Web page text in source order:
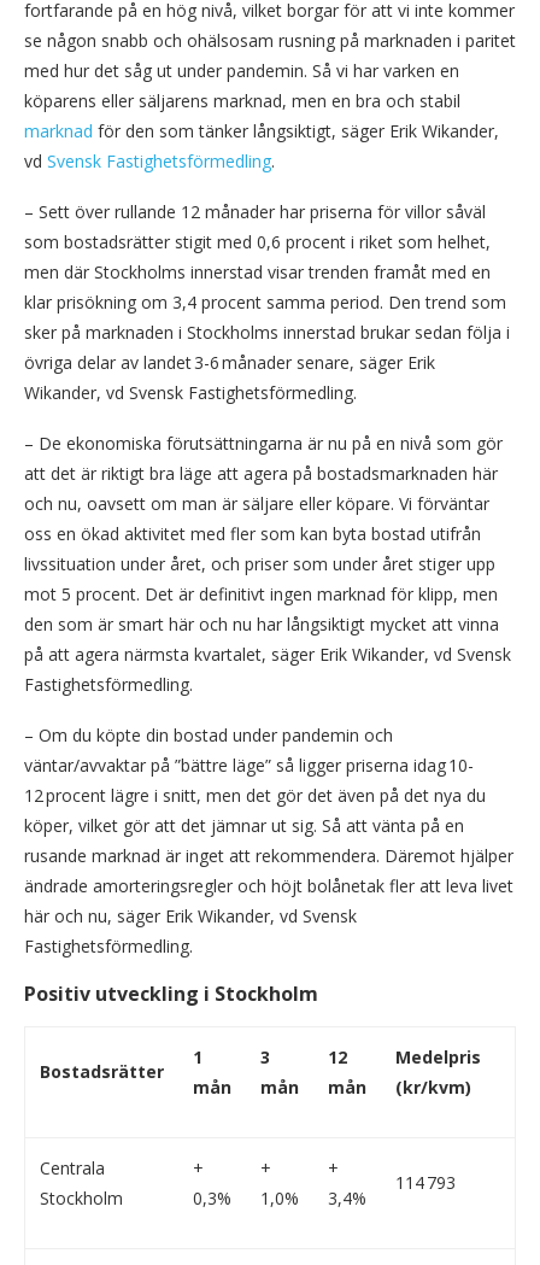
fortfarande på en hög nivå, vilket borgar för att vi inte kommer
se någon snabb och ohälsosam rusning på marknaden i paritet
med hur det såg ut under pandemin. Så vi har varken en
köparens eller säljarens marknad, men en bra och stabil
marknad för den som tänker långsiktigt, säger Erik Wikander,
vd Svensk Fastighetsförmedling.
– Sett över rullande 12 månader har priserna för villor såväl
som bostadsrätter stigit med 0,6 procent i riket som helhet,
men där Stockholms innerstad visar trenden framåt med en
klar prisökning om 3,4 procent samma period. Den trend som
sker på marknaden i Stockholms innerstad brukar sedan följa i
övriga delar av landet 3-6 månader senare, säger Erik
Wikander, vd Svensk Fastighetsförmedling.
– De ekonomiska förutsättningarna är nu på en nivå som gör
att det är riktigt bra läge att agera på bostadsmarknaden här
och nu, oavsett om man är säljare eller köpare. Vi förväntar
oss en ökad aktivitet med fler som kan byta bostad utifrån
livssituation under året, och priser som under året stiger upp
mot 5 procent. Det är definitivt ingen marknad för klipp, men
den som är smart här och nu har långsiktigt mycket att vinna
på att agera närmsta kvartalet, säger Erik Wikander, vd Svensk
Fastighetsförmedling.
– Om du köpte din bostad under pandemin och
väntar/avvaktar på ”bättre läge” så ligger priserna idag 10-
12 procent lägre i snitt, men det gör det även på det nya du
köper, vilket gör att det jämnar ut sig. Så att vänta på en
rusande marknad är inget att rekommendera. Däremot hjälper
ändrade amorteringsregler och höjt bolånetak fler att leva livet
här och nu, säger Erik Wikander, vd Svensk
Fastighetsförmedling.
Positiv utveckling i Stockholm
Bostadsrätter
1
mån
3
mån
12
mån
Medelpris
(kr/kvm)
Centrala
Stockholm
+
0,3%
+
1,0%
+
3,4%
114 793